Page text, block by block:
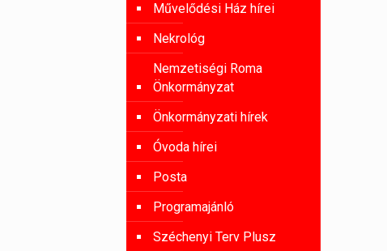
Művelődési Ház hírei
Nekrológ
Nemzetiségi Roma
Önkormányzat
Önkormányzati hírek
Óvoda hírei
Posta
Programajánló
Széchenyi Terv Plusz